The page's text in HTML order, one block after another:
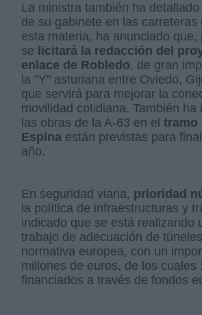
La ministra también ha
de su gabinete en las carreteras
esta materia, ha anunciado que,
se licitará la redacción del
enlace de Robledo, de gran
la "Y" asturiana entre Oviedo,
que servirá para mejorar la
movilidad cotidiana. También ha
las obras de la A-63 en eltramo
Espina están previstas para
año.
En seguridad viaria, prioridad
la política de infraestructuras y
indicado que se está realizando
trabajo de adecuación de
normativa europea, con un
millones de euros, de los cuales
financiados a través de fondos